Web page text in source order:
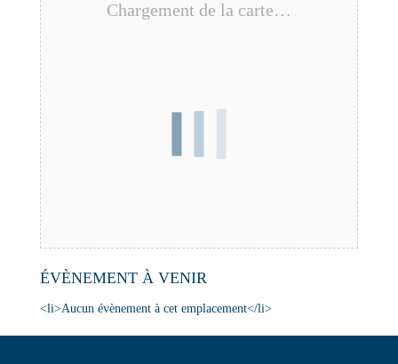
Chargement de la carte…
ÉVÈNEMENT À VENIR
<li>Aucun évènement à cet emplacement</li>